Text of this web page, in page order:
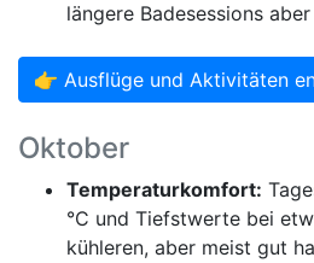
längere Badesessions
👉 Ausflüge und Aktivitäten
Oktober
Temperaturkomfort:
°C und Tiefstwerte bei
kühleren, aber meist gut